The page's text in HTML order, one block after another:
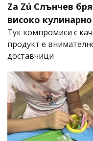
Za Zú Слънчев
високо
Тук компромиси с
продукт е
доставчици